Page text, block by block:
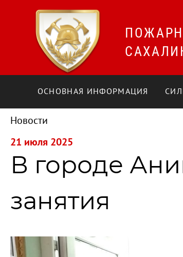
ОСНОВНАЯ ИНФОРМАЦИЯ
Новости
В городе
занятия
21 июля 2025